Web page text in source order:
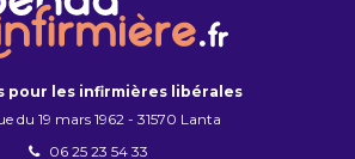
pour les infirmières libérales
du 19 mars 1962 - 31570 Lanta
06 25 23 54 33